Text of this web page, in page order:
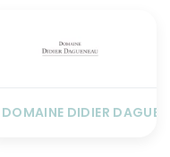
DOMAINE DIDIER